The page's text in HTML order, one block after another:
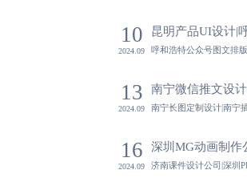
10
2024.09
13
2024.09
16
2024.09